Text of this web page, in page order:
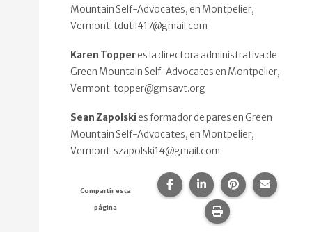
Mountain Self-Advocates, en Montpelier,
Vermont. tdutil417@gmail.com
Karen Topperes la directora administrativa de
Green Mountain Self-Advocates en Montpelier,
Vermont. topper@gmsavt.org
Sean Zapolski es formador de pares en Green
Mountain Self-Advocates, en Montpelier,
Vermont. szapolski14@gmail.com
Compartir esta
página
Compartir esta página en
Compartir esta
Compartir
Imprime esta